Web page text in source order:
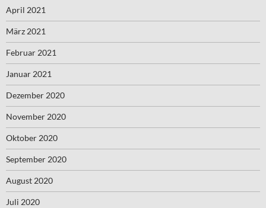
April 2021
März 2021
Februar 2021
Januar 2021
Dezember 2020
November 2020
Oktober 2020
September 2020
August 2020
Juli 2020